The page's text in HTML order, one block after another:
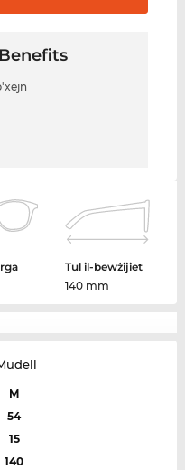
Tul il-bewżijiet
140 mm
M
54
15
140